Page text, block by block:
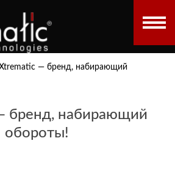
— бренд, набирающий
бренд, набирающий
обороты!